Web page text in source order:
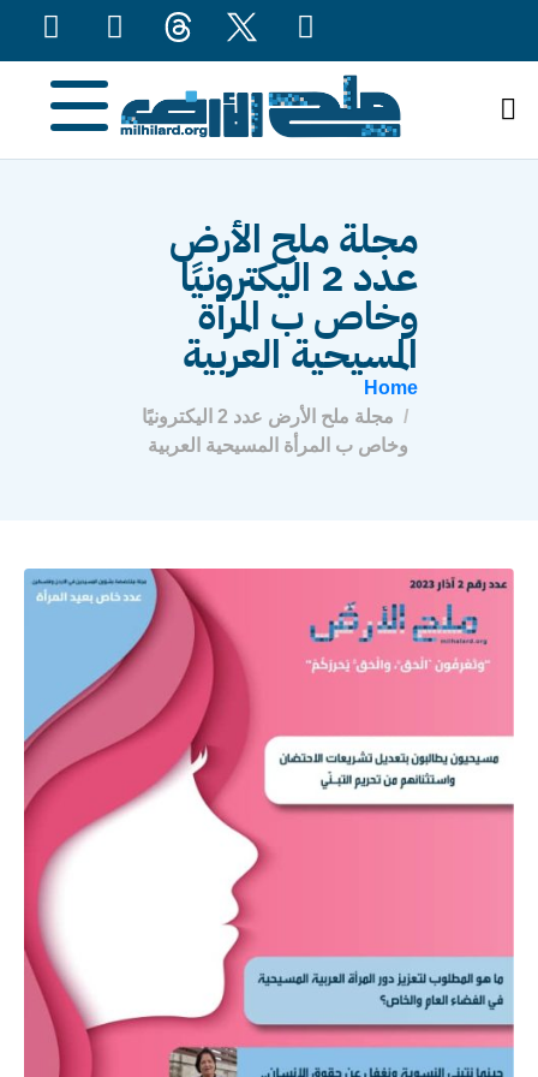
مجلة ملح الأرض
عدد 2 اليكترونيًا
وخاص ب المرأة
المسيحية العربية
Home
مجلة ملح الأرض عدد 2 اليكترونيًا
وخاص ب المرأة المسيحية العربية